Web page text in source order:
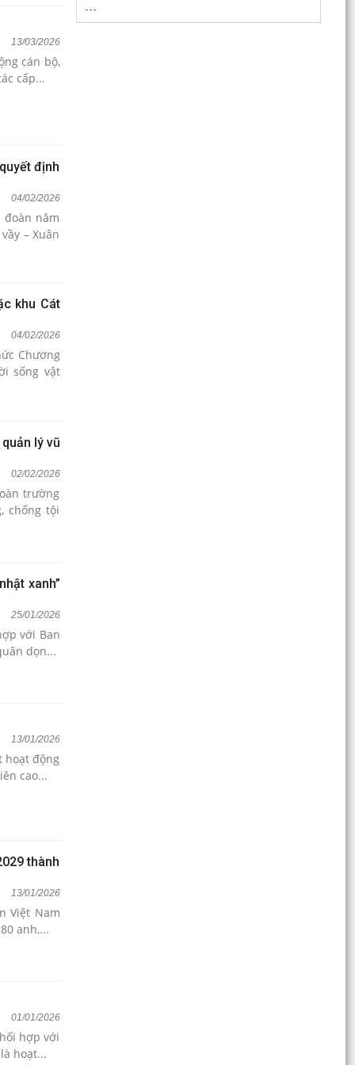
13/03/2026
cán bộ,
cấp...
định
04/02/2026
năm
– Xuân
khu Cát
04/02/2026
Chương
sống vật
lý vũ
02/02/2026
trường
chống tội
xanh”
25/01/2026
với Ban
dọn...
13/01/2026
hoạt động
cao...
thành
13/01/2026
Việt Nam
anh,...
01/01/2026
hợp với
hoạt...
gia đình người có công với cách mạng nhân dịp
27/7